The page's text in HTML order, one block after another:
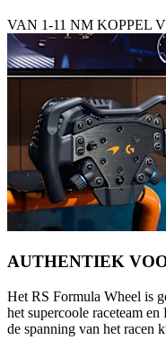
VAN 1-11 NM KOPPEL
AUTHENTIEK
Het RS Formula Wheel is
het supercoole raceteam
de spanning van het racen